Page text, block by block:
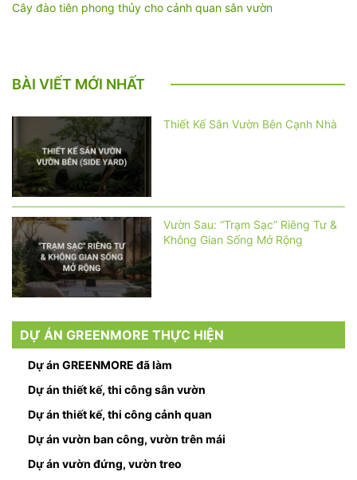
Cây đào tiên phong thủy cho cảnh quan sân vườn
BÀI VIẾT MỚI NHẤT
Thiết Kế Sân Vườn Bên Cạnh Nhà
Vườn Sau: “Trạm Sạc” Riêng Tư &
Không Gian Sống Mở Rộng
DỰ ÁN GREENMORE THỰC HIỆN
Dự án GREENMORE đã làm
Dự án thiết kế, thi công sân vườn
Dự án thiết kế, thi công cảnh quan
Dự án vườn ban công, vườn trên mái
Dự án vườn đứng, vườn treo